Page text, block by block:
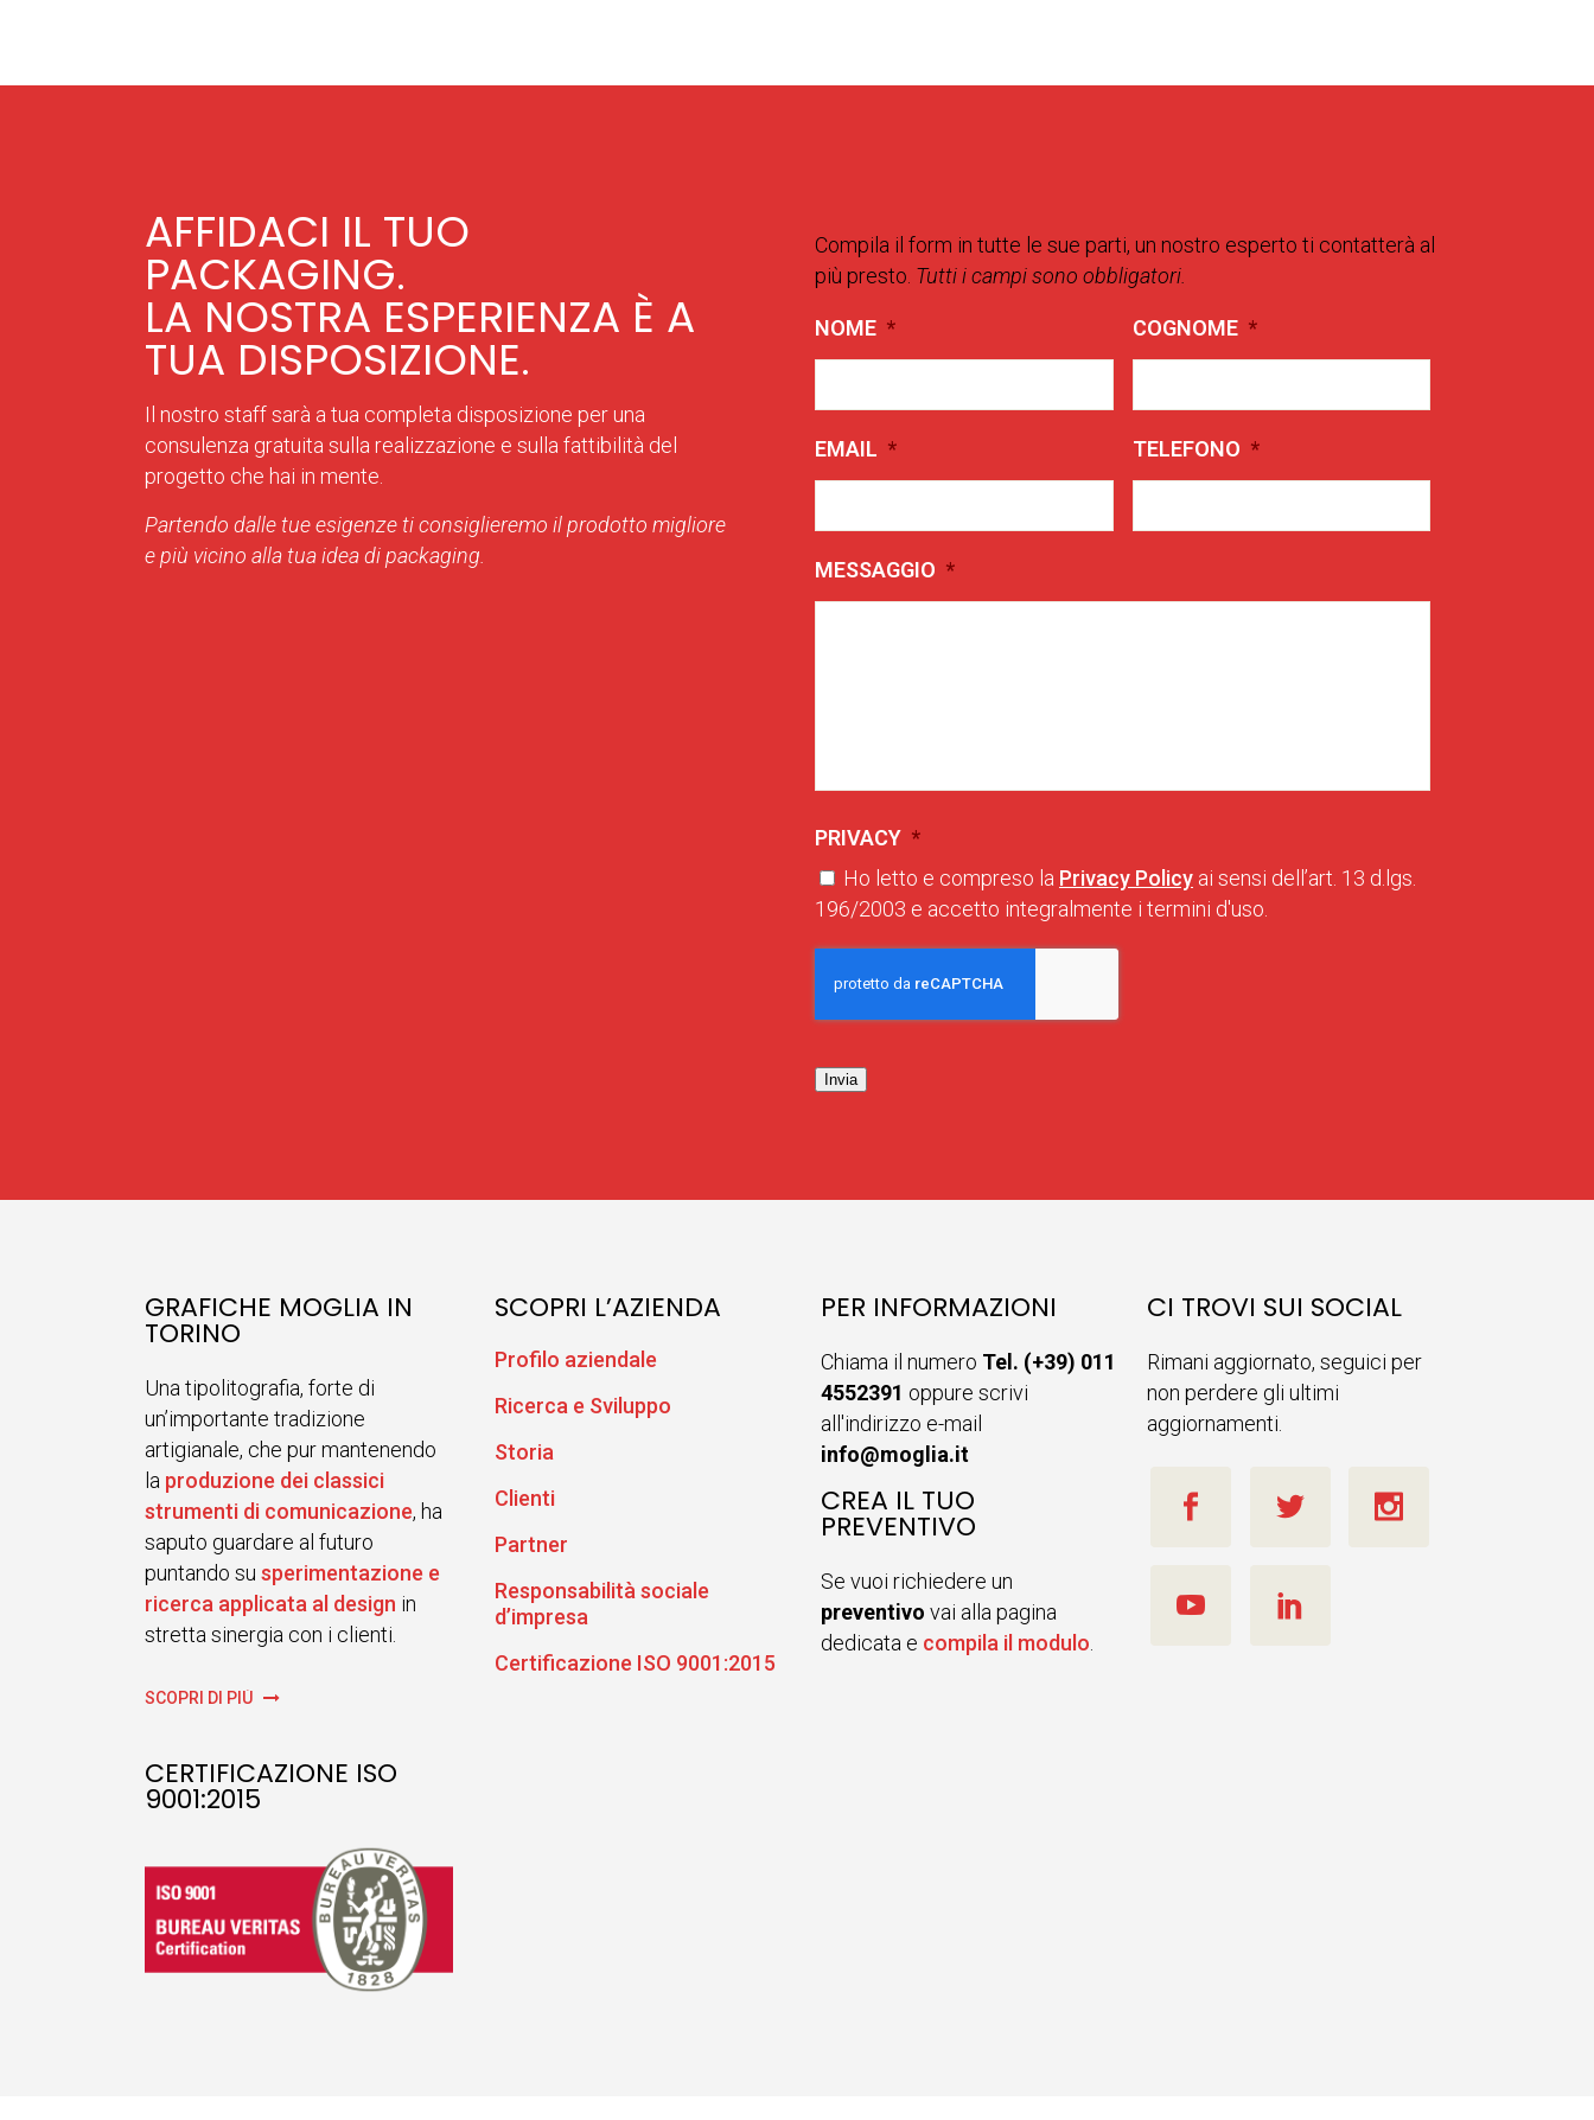
AFFIDACI IL TUO
PACKAGING.
LA NOSTRA ESPERIENZA È A
TUA DISPOSIZIONE.
Il nostro staff sarà a tua completa disposizione per una
consulenza gratuita sulla realizzazione e sulla fattibilità del
progetto che hai in mente.
Partendo dalle tue esigenze ti consiglieremo il prodotto migliore
e più vicino alla tua idea di packaging.
Compila il form in tutte le sue parti, un nostro esperto ti contatterà al
più presto. Tutti i campi sono obbligatori.
NOME * COGNOME *
EMAIL * TELEFONO *
MESSAGGIO *
PRIVACY *
Ho letto e compreso la Privacy Policy ai sensi dell’art. 13 d.lgs.
196/2003 e accetto integralmente i termini d'uso.
Invia
GRAFICHE MOGLIA IN
TORINO
Una tipolitografia, forte di
un’importante tradizione
artigianale, che pur mantenendo
la produzione dei classici
strumenti di comunicazione, ha
saputo guardare al futuro
puntando su sperimentazione e
ricerca applicata al design in
stretta sinergia con i clienti.
SCOPRI DI PIÙ
CERTIFICAZIONE ISO
9001:2015
SCOPRI L’AZIENDA
Profilo aziendale
Ricerca e Sviluppo
Storia
Clienti
Partner
Responsabilità sociale
d’impresa
Certificazione ISO 9001:2015
PER INFORMAZIONI
Chiama il numero Tel. (+39) 011
4552391 oppure scrivi
all'indirizzo e-mail
info@moglia.it
CREA IL TUO
PREVENTIVO
Se vuoi richiedere un
preventivo vai alla pagina
dedicata e compila il modulo
CI TROVI SUI SOCIAL
Rimani aggiornato, seguici per
non perdere gli ultimi
aggiornamenti.